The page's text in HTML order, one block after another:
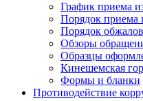
График приема
Порядок приема
Порядок
Обзоры
Образцы
Кинешемская
Формы и бланки
Противодействие